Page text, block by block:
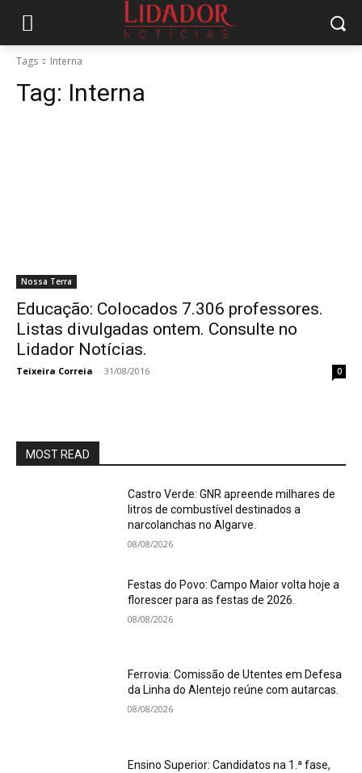
Tags Interna
Tag: Interna
Nossa Terra
Educação: Colocados 7.306 professores.
Listas divulgadas ontem. Consulte no
Lidador Notícias.
Teixeira Correia - 31/08/2016 0
MOST READ
Castro Verde: GNR apreende milhares de
litros de combustível destinados a
narcolanchas no Algarve.
08/08/2026
Festas do Povo: Campo Maior volta hoje a
florescer para as festas de 2026.
08/08/2026
Ferrovia: Comissão de Utentes em Defesa
da Linha do Alentejo reúne com autarcas.
08/08/2026
Ensino Superior: Candidatos na 1.ª fase,